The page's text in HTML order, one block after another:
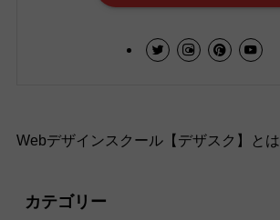
Webデザインスクール【デザスク】とは
カテゴリー